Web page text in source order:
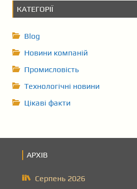
КАТЕГОРІЇ
Blog
Новини компаній
Промисловість
Технологічні новини
Цікаві факти
АРХІВ
Серпень 2026